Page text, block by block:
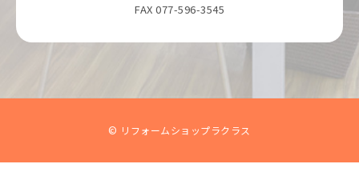
FAX 077-596-3545
© リフォームショップラクラス